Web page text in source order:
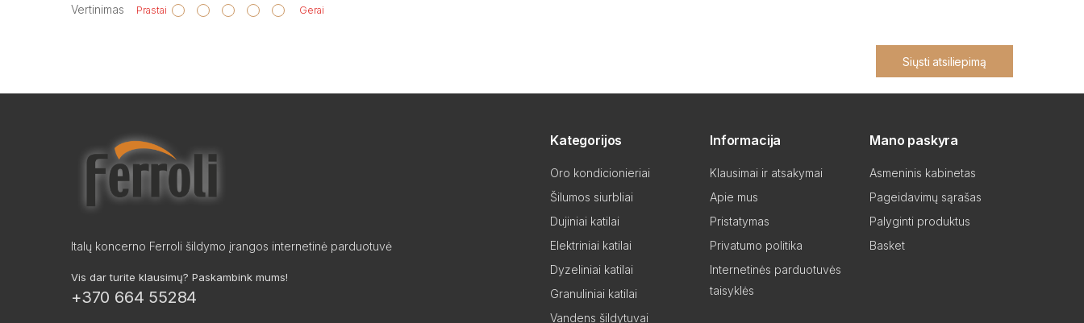
Vertinimas Prastai Gerai
Siųsti atsiliepimą
Italų koncerno Ferroli šildymo įrangos internetinė parduotuvė
Vis dar turite klausimų? Paskambink mums!
+370 664 55284
Kategorijos
Oro kondicionieriai
Šilumos siurbliai
Dujiniai katilai
Elektriniai katilai
Dyzeliniai katilai
Granuliniai katilai
Vandens šildytuvai
Informacija
Klausimai ir atsakymai
Apie mus
Pristatymas
Privatumo politika
Internetinės parduotuvės
taisyklės
Mano paskyra
Asmeninis kabinetas
Pageidavimų sąrašas
Palyginti produktus
Basket